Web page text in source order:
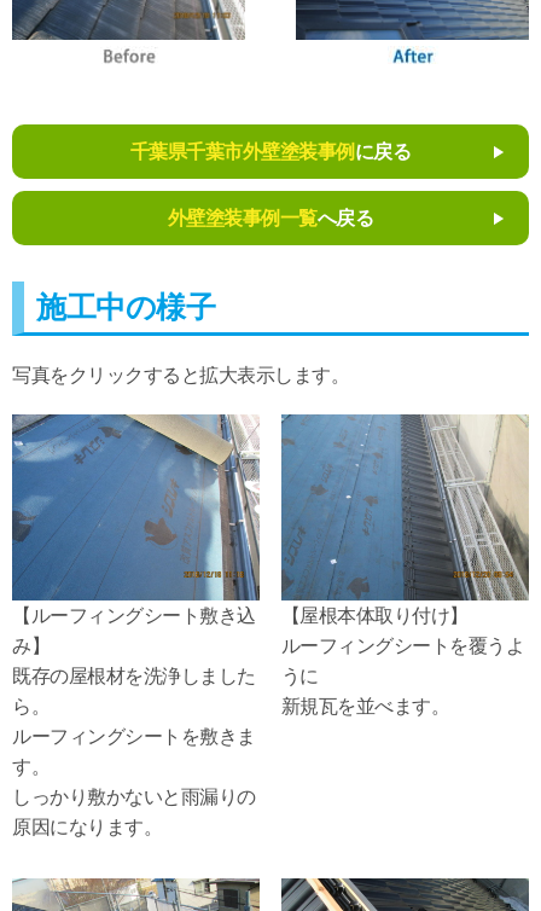
千葉県千葉市外壁塗装事例 に戻る
外壁塗装事例一覧へ戻る
施工中の様子
写真をクリックすると拡大表示します。
【ルーフィングシート敷き込
み】
既存の屋根材を洗浄しました
ら。
ルーフィングシートを敷きま
す。
しっかり敷かないと雨漏りの
原因になります。
【屋根本体取り付け】
ルーフィングシートを覆うよ
うに
新規瓦を並べます。